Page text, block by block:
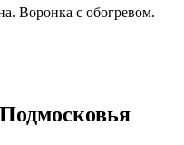
Воронка с обогревом.